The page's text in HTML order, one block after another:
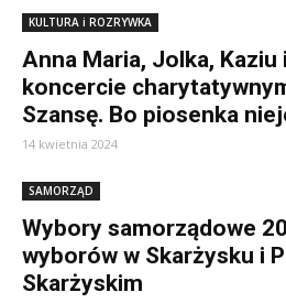
KULTURA i ROZRYWKA
Anna Maria, Jolka, Kaziu
koncercie
Szansę. Bo piosenka
14 kwietnia 2024
SAMORZĄD
Wybory samorządowe
wyborów w Skarżysku i
Skarżyskim